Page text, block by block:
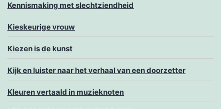
Kennismaking met slechtziendheid
Kieskeurige vrouw
Kiezen is de kunst
Kijk en luister naar het verhaal van een doorzetter
Kleuren vertaald in muzieknoten